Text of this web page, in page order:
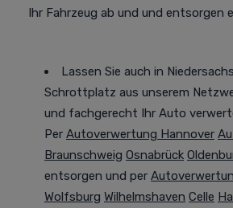
Ihr Fahrzeug ab und und entsorgen
Lassen Sie auch in
Schrottplatz aus unserem
und fachgerecht Ihr Auto
Per Autoverwertung Hannover
Braunschweig Osnabrück
entsorgen und per
Wolfsburg Wilhelmshaven Celle